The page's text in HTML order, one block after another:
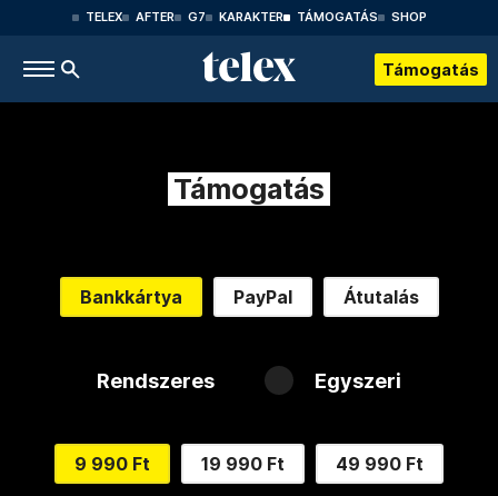
TELEX AFTER G7 KARAKTER TÁMOGATÁS SHOP
Támogatás
Támogatás
Bankkártya PayPal Átutalás
Rendszeres Egyszeri
9 990 Ft 19 990 Ft 49 990 Ft